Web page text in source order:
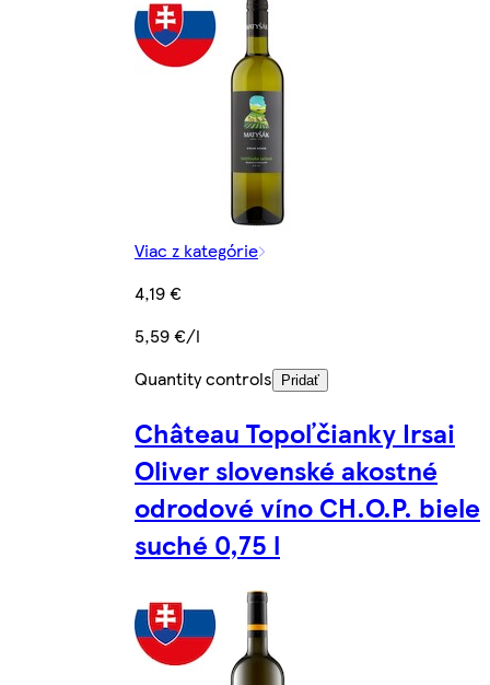
Viac z kategórie
4,19 €
5,59 €/l
Quantity controls
Pridať
Château Topoľčianky Irsai
Oliver slovenské akostné
odrodové víno CH.O.P. biele
suché 0,75 l